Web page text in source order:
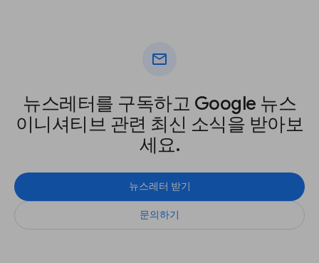
mail
뉴스레터를 구독하고 Google 뉴스
이니셔티브 관련 최신 소식을 받아보
세요.
뉴스레터 받기
문의하기